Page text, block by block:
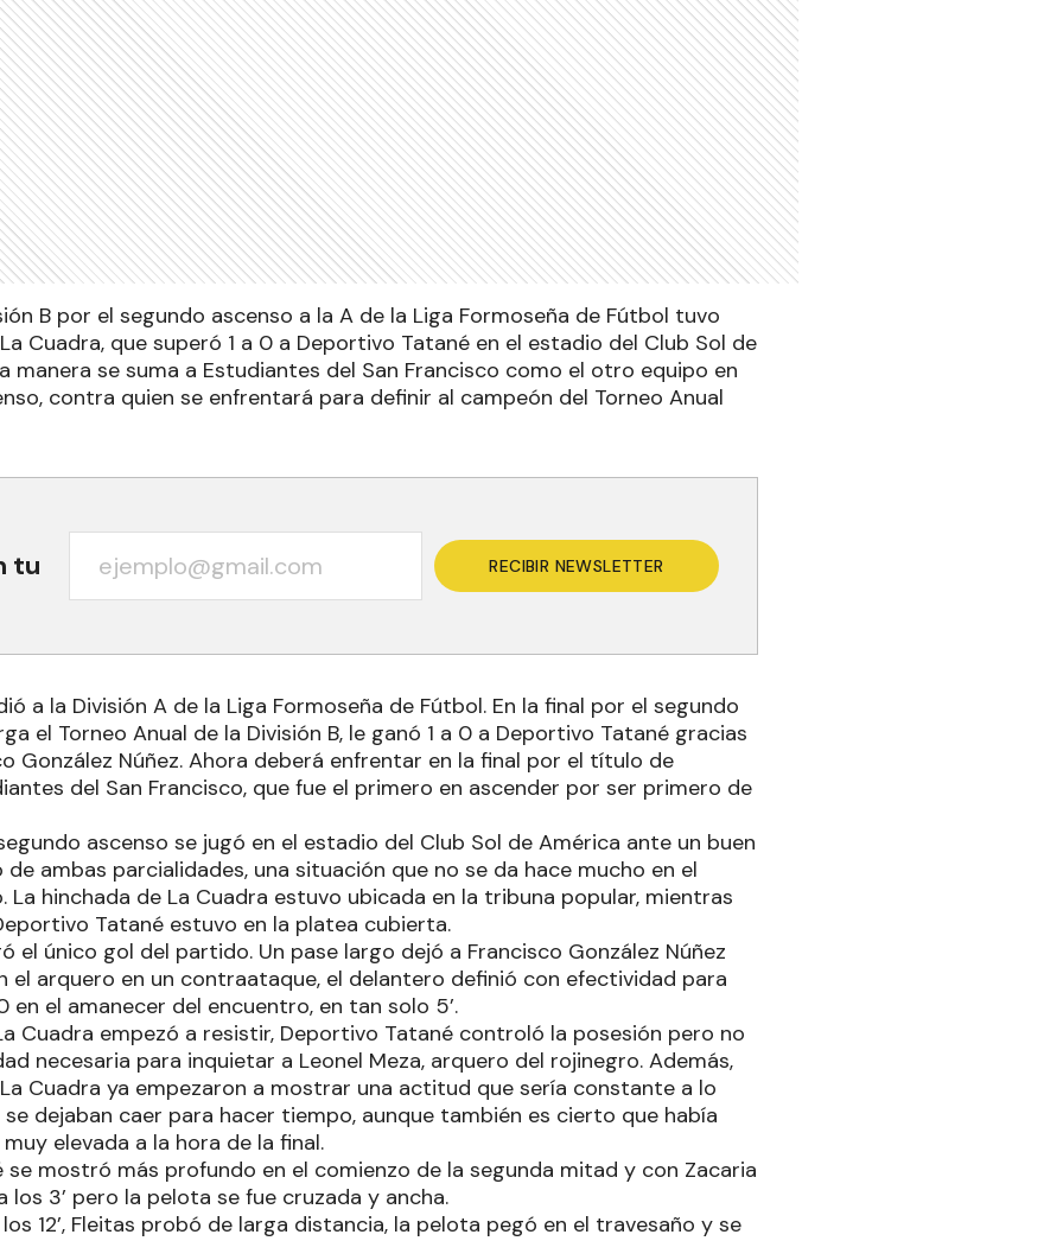
B por el segundo ascenso a la A de la Liga Formoseña de Fútbol tuvo
Cuadra, que superó 1 a 0 a Deportivo Tatané en el estadio del Club Sol de
manera se suma a Estudiantes del San Francisco como el otro equipo en
contra quien se enfrentará para definir al campeón del Torneo Anual
tu RECIBIR NEWSLETTER
a la División A de la Liga Formoseña de Fútbol. En la final por el segundo
el Torneo Anual de la División B, le ganó 1 a 0 a Deportivo Tatané gracias
González Núñez. Ahora deberá enfrentar en la final por el título de
del San Francisco, que fue el primero en ascender por ser primero de
ascenso se jugó en el estadio del Club Sol de América ante un buen
ambas parcialidades, una situación que no se da hace mucho en el
hinchada de La Cuadra estuvo ubicada en la tribuna popular, mientras
Tatané estuvo en la platea cubierta.
el único gol del partido. Un pase largo dejó a Francisco González Núñez
el arquero en un contraataque, el delantero definió con efectividad para
en el amanecer del encuentro, en tan solo 5’.
Cuadra empezó a resistir, Deportivo Tatané controló la posesión pero no
necesaria para inquietar a Leonel Meza, arquero del rojinegro. Además,
Cuadra ya empezaron a mostrar una actitud que sería constante a lo
dejaban caer para hacer tiempo, aunque también es cierto que había
elevada a la hora de la final.
mostró más profundo en el comienzo de la segunda mitad y con Zacaria
los 3’ pero la pelota se fue cruzada y ancha.
12’, Fleitas probó de larga distancia, la pelota pegó en el travesaño y se